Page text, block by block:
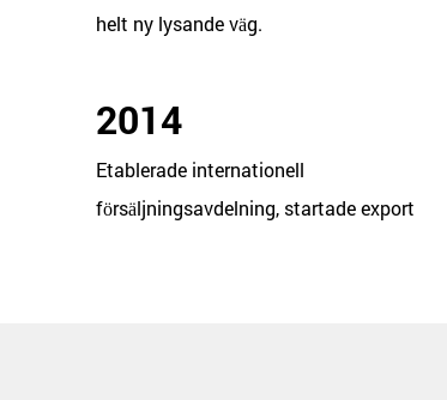
helt ny lysande väg.
2014
Etablerade internationell
försäljningsavdelning, startade export